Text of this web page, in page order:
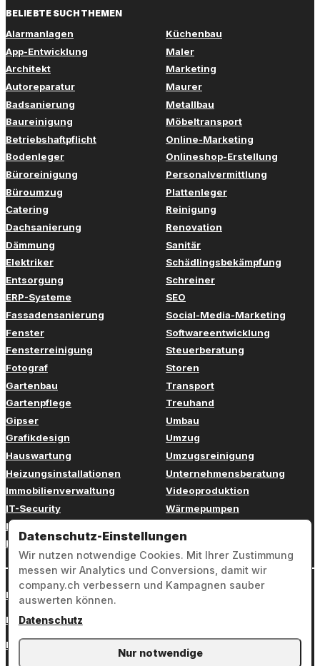
BELIEBTE SUCHTHEMEN
Alarmanlagen
App-Entwicklung
Architekt
Autoreparatur
Badsanierung
Baureinigung
Betriebshaftpflicht
Bodenleger
Büroreinigung
Büroumzug
Catering
Dachsanierung
Dämmung
Elektriker
Entsorgung
ERP-Systeme
Fassadensanierung
Fenster
Fensterreinigung
Fotograf
Gartenbau
Gartenpflege
Gipser
Grafikdesign
Hauswartung
Heizungsinstallationen
Immobilienverwaltung
IT-Security
IT-Support
Klimaanlagen
Küchenbau
Maler
Marketing
Maurer
Metallbau
Möbeltransport
Online-Marketing
Onlineshop-Erstellung
Personalvermittlung
Plattenleger
Reinigung
Renovation
Sanitär
Schädlingsbekämpfung
Schreiner
SEO
Social-Media-Marketing
Softwareentwicklung
Steuerberatung
Storen
Transport
Treuhand
Umbau
Umzug
Umzugsreinigung
Unternehmensberatung
Videoproduktion
Wärmepumpen
Werbung
Login
Impressum
Datenschutz
Datenschutz-Einstellungen
Wir nutzen notwendige Cookies. Mit Ihrer Zustimmung
messen wir Analytics und Conversions, damit wir
company.ch verbessern und Kampagnen sauber
auswerten können.
Datenschutz
Nur notwendige